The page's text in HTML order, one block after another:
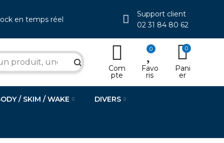
en temps réel
Support client
02 31 84 80 62
search Com
pte
0
Favo
ris
0
Pani
er
/ SKIM / WAKE DIVERS